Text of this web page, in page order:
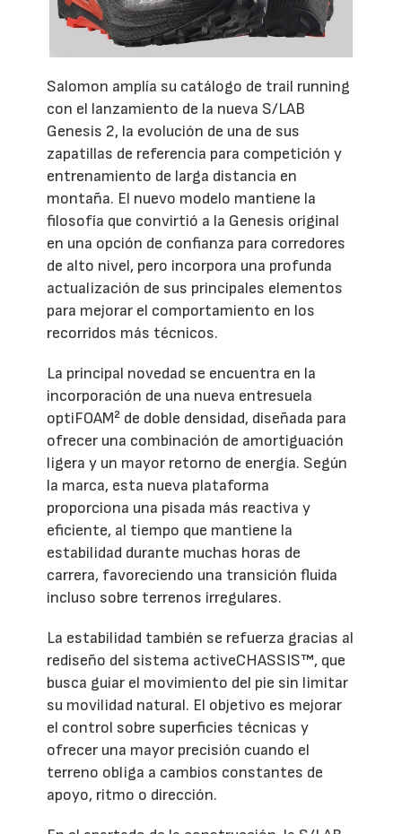
Salomon amplía su catálogo de trail running
con el lanzamiento de la nueva S/LAB
Genesis 2, la evolución de una de sus
zapatillas de referencia para competición y
entrenamiento de larga distancia en
montaña. El nuevo modelo mantiene la
filosofía que convirtió a la Genesis original
en una opción de confianza para corredores
de alto nivel, pero incorpora una profunda
actualización de sus principales elementos
para mejorar el comportamiento en los
recorridos más técnicos.
La principal novedad se encuentra en la
incorporación de una nueva entresuela
optiFOAM² de doble densidad, diseñada para
ofrecer una combinación de amortiguación
ligera y un mayor retorno de energía. Según
la marca, esta nueva plataforma
proporciona una pisada más reactiva y
eficiente, al tiempo que mantiene la
estabilidad durante muchas horas de
carrera, favoreciendo una transición fluida
incluso sobre terrenos irregulares.
La estabilidad también se refuerza gracias al
rediseño del sistema activeCHASSIS™, que
busca guiar el movimiento del pie sin limitar
su movilidad natural. El objetivo es mejorar
el control sobre superficies técnicas y
ofrecer una mayor precisión cuando el
terreno obliga a cambios constantes de
apoyo, ritmo o dirección.